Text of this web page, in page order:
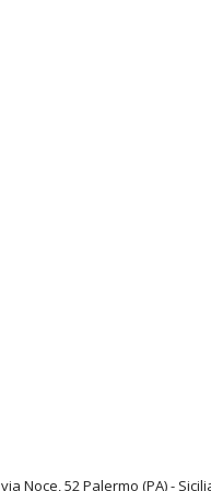
via Noce, 52 Palermo (PA) -